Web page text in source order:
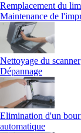
Remplacement du
Maintenance de
Nettoyage du scanner
Dépannage
Elimination d'un
automatique